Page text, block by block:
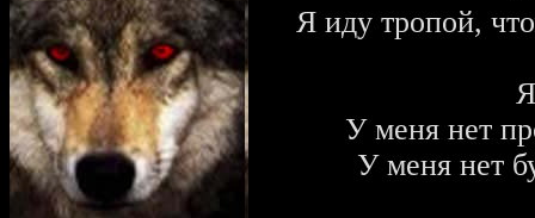
Я иду тропой,
У меня нет
У меня нет